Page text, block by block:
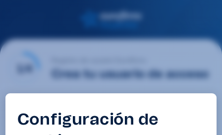
1/4 Crea tu usuario de acceso